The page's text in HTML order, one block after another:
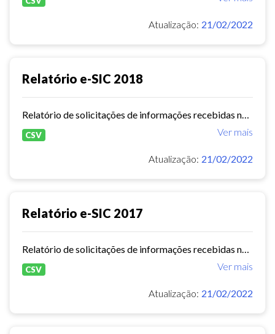
Atualização: 21/02/2022
Relatório e-SIC 2018
Ver mais
CSV
Atualização: 21/02/2022
Relatório e-SIC 2017
Ver mais
CSV
Atualização: 21/02/2022